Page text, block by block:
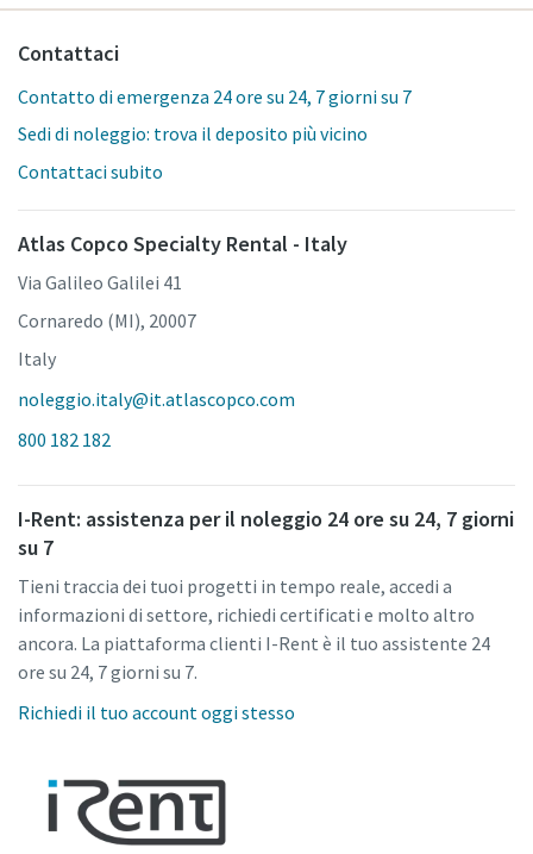
Contattaci
Contatto di emergenza 24 ore su 24, 7 giorni su 7
Sedi di noleggio: trova il deposito più vicino
Contattaci subito
Atlas Copco Specialty Rental - Italy
Via Galileo Galilei 41
Cornaredo (MI), 20007
Italy
noleggio.italy@it.atlascopco.com
800 182 182
I-Rent: assistenza per il noleggio 24 ore su 24, 7 giorni
su 7
Tieni traccia dei tuoi progetti in tempo reale, accedi a
informazioni di settore, richiedi certificati e molto altro
ancora. La piattaforma clienti I-Rent è il tuo assistente 24
ore su 24, 7 giorni su 7.
Richiedi il tuo account oggi stesso